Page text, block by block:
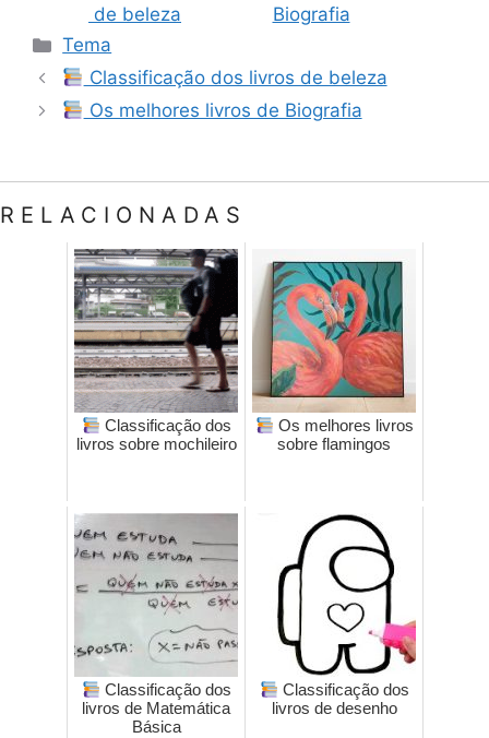
de beleza
Biografia
Categorias
Tema
Classificação dos livros de beleza
Os melhores livros de Biografia
RELACIONADAS
Classificação dos
livros sobre mochileiro
Os melhores livros
sobre flamingos
Classificação dos
livros de Matemática
Básica
Classificação dos
livros de desenho